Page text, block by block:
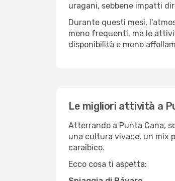
uragani, sebbene impatti
Durante questi mesi,
meno frequenti, ma le
disponibilità e meno
Le migliori attività a
Atterrando a Punta Cana,
una cultura vivace, un mix
caraibico.
Ecco cosa ti aspetta: